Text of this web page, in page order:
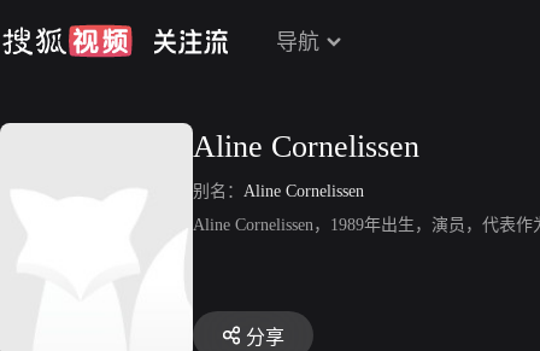
导航
Aline Cornelissen
别名： Aline Cornelissen
Aline Cornelissen，1989年出生，演员，代表作
分享